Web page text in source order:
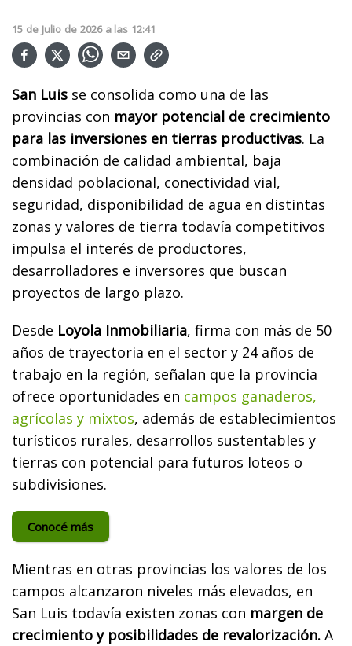
15 de Julio de 2026 a las 12:41
San Luis se consolida como una de las
provincias con mayor potencial de crecimiento
para las inversiones en tierras productivas. La
combinación de calidad ambiental, baja
densidad poblacional, conectividad vial,
seguridad, disponibilidad de agua en distintas
zonas y valores de tierra todavía competitivos
impulsa el interés de productores,
desarrolladores e inversores que buscan
proyectos de largo plazo.
Desde Loyola Inmobiliaria, firma con más de 50
años de trayectoria en el sector y 24 años de
trabajo en la región, señalan que la provincia
ofrece oportunidades en campos ganaderos,
agrícolas y mixtos, además de establecimientos
turísticos rurales, desarrollos sustentables y
tierras con potencial para futuros loteos o
subdivisiones.
Conocé más
Mientras en otras provincias los valores de los
campos alcanzaron niveles más elevados, en
San Luis todavía existen zonas con margen de
crecimiento y posibilidades de revalorización. A